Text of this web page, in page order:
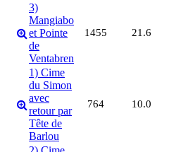
3)
Mangiabo
et Pointe
de
Ventabren
1455 21.6
1) Cime
du Simon
avec
retour par
Tête de
Barlou
764 10.0